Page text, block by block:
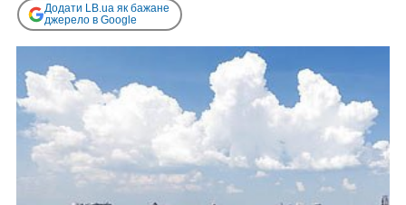
Додати LB.ua як бажане
джерело в Google